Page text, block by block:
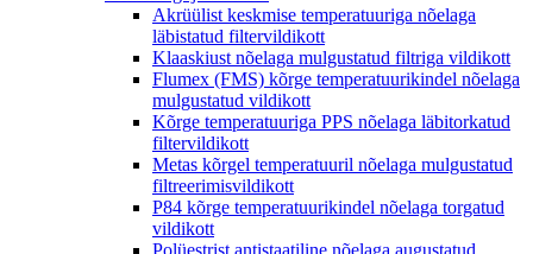
Akrüülist keskmise temperatuuriga nõelaga
läbistatud filtervildikott
Klaaskiust nõelaga mulgustatud filtriga vildikott
Flumex (FMS) kõrge temperatuurikindel nõelaga
mulgustatud vildikott
Kõrge temperatuuriga PPS nõelaga läbitorkatud
filtervildikott
Metas kõrgel temperatuuril nõelaga mulgustatud
filtreerimisvildikott
P84 kõrge temperatuurikindel nõelaga torgatud
vildikott
Polüestrist antistaatiline nõelaga augustatud